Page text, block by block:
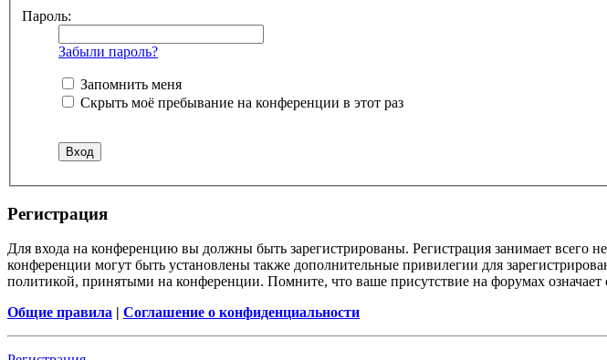
Пароль:
Забыли пароль?
Запомнить меня
Скрыть моё пребывание на конференции в этот раз
Регистрация
Для входа на конференцию вы должны быть зарегистрированы. Регистрация занимает всего
конференции могут быть установлены также дополнительные привилегии для
политикой, принятыми на конференции. Помните, что ваше присутствие на форумах означает
Общие правила | Соглашение о конфиденциальности